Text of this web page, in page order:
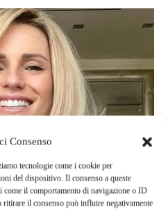
Consenso
tecnologie come i cookie per
del dispositivo. Il consenso a queste
come il comportamento di navigazione o ID
il consenso può influire negativamente
– Fortementein.com